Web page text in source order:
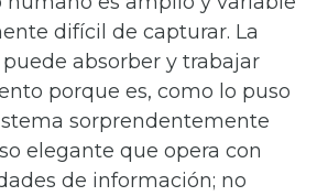
difícil de capturar. La
absorber y trabajar
porque es, como lo puso
sorprendentemente
elegante que opera con
de información; no